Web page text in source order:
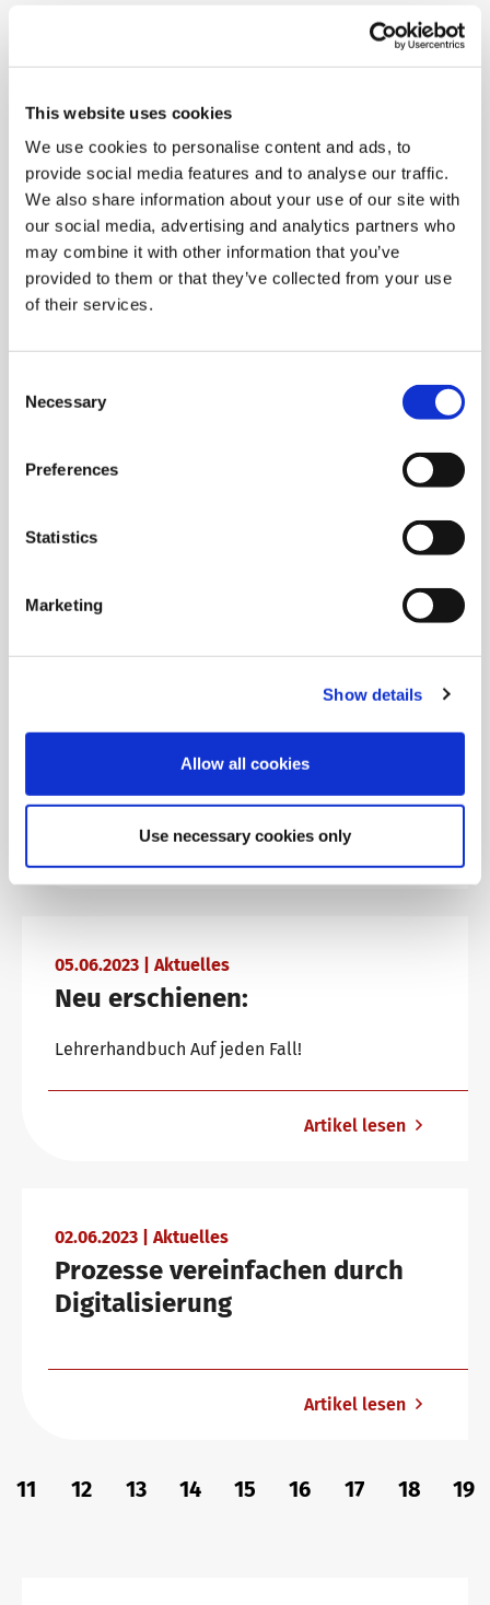
This website uses cookies
We use cookies to personalise content and ads, to
provide social media features and to analyse our traffic.
We also share information about your use of our site with
our social media, advertising and analytics partners who
may combine it with other information that you’ve
provided to them or that they’ve collected from your use
of their services.
Selection
Necessary
Preferences
Statistics
Marketing
Show details
Allow all cookies
Use necessary cookies only
Der telc-BAK-s Tag in Bad
Homburg
Artikel lesen
12.06.2023 | Aktuelles
vhs Sprachentage in Dresden
und Potsdam
Artikel lesen
Sprechen ist alles! Kreative
Lernenden in der Zielsprache
05.06.2023 | Aktuelles
Neu erschienen:
Lehrerhandbuch Auf jeden Fall!
Artikel lesen
02.06.2023 | Aktuelles
Prozesse vereinfachen durch
Digitalisierung
Artikel lesen
11 12 13 14 15 16 17 18 19